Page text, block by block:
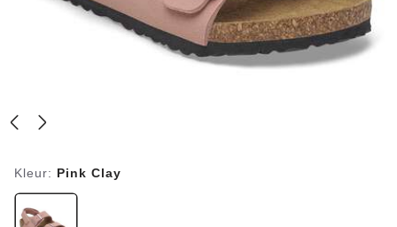
Kleur: Pink Clay